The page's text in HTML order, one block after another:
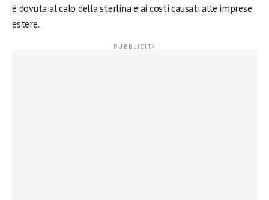
è dovuta al calo della sterlina e ai costi causati alle imprese
estere.